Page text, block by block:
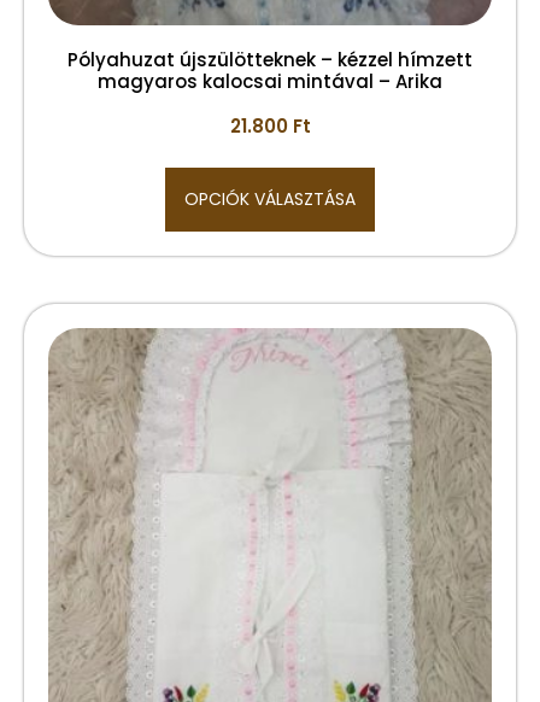
Pólyahuzat újszülötteknek – kézzel hímzett
magyaros kalocsai mintával – Arika
21.800 Ft
OPCIÓK VÁLASZTÁSA